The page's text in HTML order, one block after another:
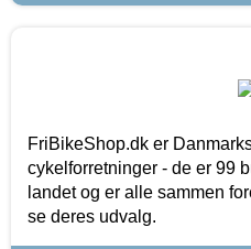
FriBikeShop.dk er
cykelforretninger - de er 99
landet og er alle sammen
se deres udvalg.